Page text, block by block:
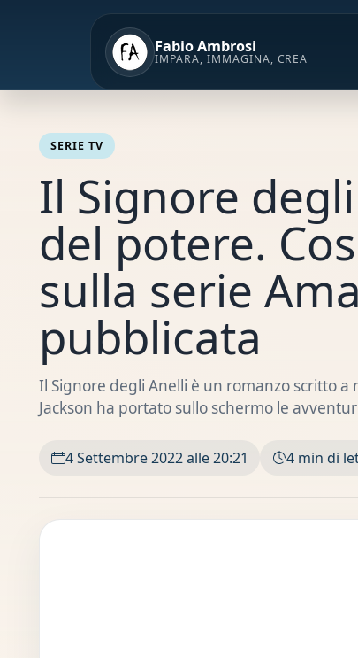
Fabio Ambrosi
IMPARA, IMMAGINA, CREA
SERIE TV
Il Signore
del potere.
sulla serie
pubblicata
Il Signore degli Anelli è un romanzo scritto a
Jackson ha portato sullo schermo le
4 Settembre 2022 alle 20:21 4 min di